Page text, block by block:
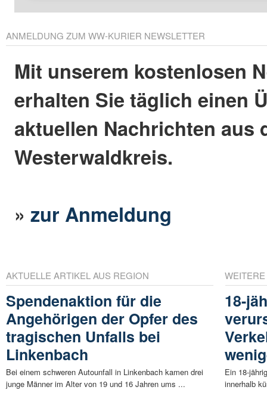
ANMELDUNG ZUM WW-KURIER NEWSLETTER
Mit unserem kostenlosen
erhalten Sie täglich einen
aktuellen Nachrichten aus
Westerwaldkreis.
»zur Anmeldung
AKTUELLE ARTIKEL AUS REGION
Spendenaktion für die
Angehörigen der Opfer des
tragischen Unfalls bei
Linkenbach
Bei einem schweren Autounfall in Linkenbach kamen drei
junge Männer im Alter von 19 und 16 Jahren ums ...
18-
Ein 18-
innerhalb